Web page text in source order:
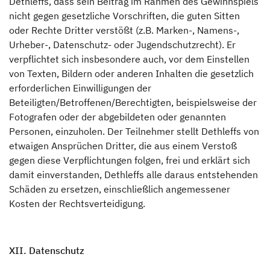
nicht gegen gesetzliche Vorschriften, die guten Sitten
oder Rechte Dritter verstößt (z.B. Marken-, Namens-,
Urheber-, Datenschutz- oder Jugendschutzrecht). Er
verpflichtet sich insbesondere auch, vor dem Einstellen
von Texten, Bildern oder anderen Inhalten die gesetzlich
erforderlichen Einwilligungen der
Beteiligten/Betroffenen/Berechtigten, beispielsweise der
Fotografen oder der abgebildeten oder genannten
Personen, einzuholen. Der Teilnehmer stellt Dethleffs von
etwaigen Ansprüchen Dritter, die aus einem Verstoß
gegen diese Verpflichtungen folgen, frei und erklärt sich
damit einverstanden, Dethleffs alle daraus entstehenden
Schäden zu ersetzen, einschließlich angemessener
Kosten der Rechtsverteidigung.
XII. Datenschutz